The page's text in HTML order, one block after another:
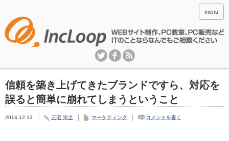
menu
信頼を築き上げてきたブランドですら、対応を
誤ると簡単に崩れてしまうということ
2014.12.13 三宅 崇之 マーケティング コメントを書く